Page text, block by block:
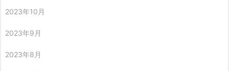
2023年10月
2023年9月
2023年8月